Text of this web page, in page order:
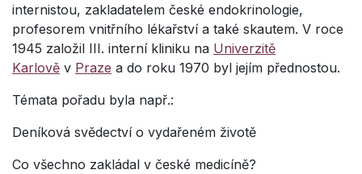
internistou, zakladatelem české endokrinologie,
profesorem vnitřního lékařství a také skautem. V roce
1945 založil III. interní kliniku na Univerzitě
Karlově v Praze a do roku 1970 byl jejím přednostou.
Témata pořadu byla např.:
Deníková svědectví o vydařeném životě
Co všechno zakládal v české medicíně?